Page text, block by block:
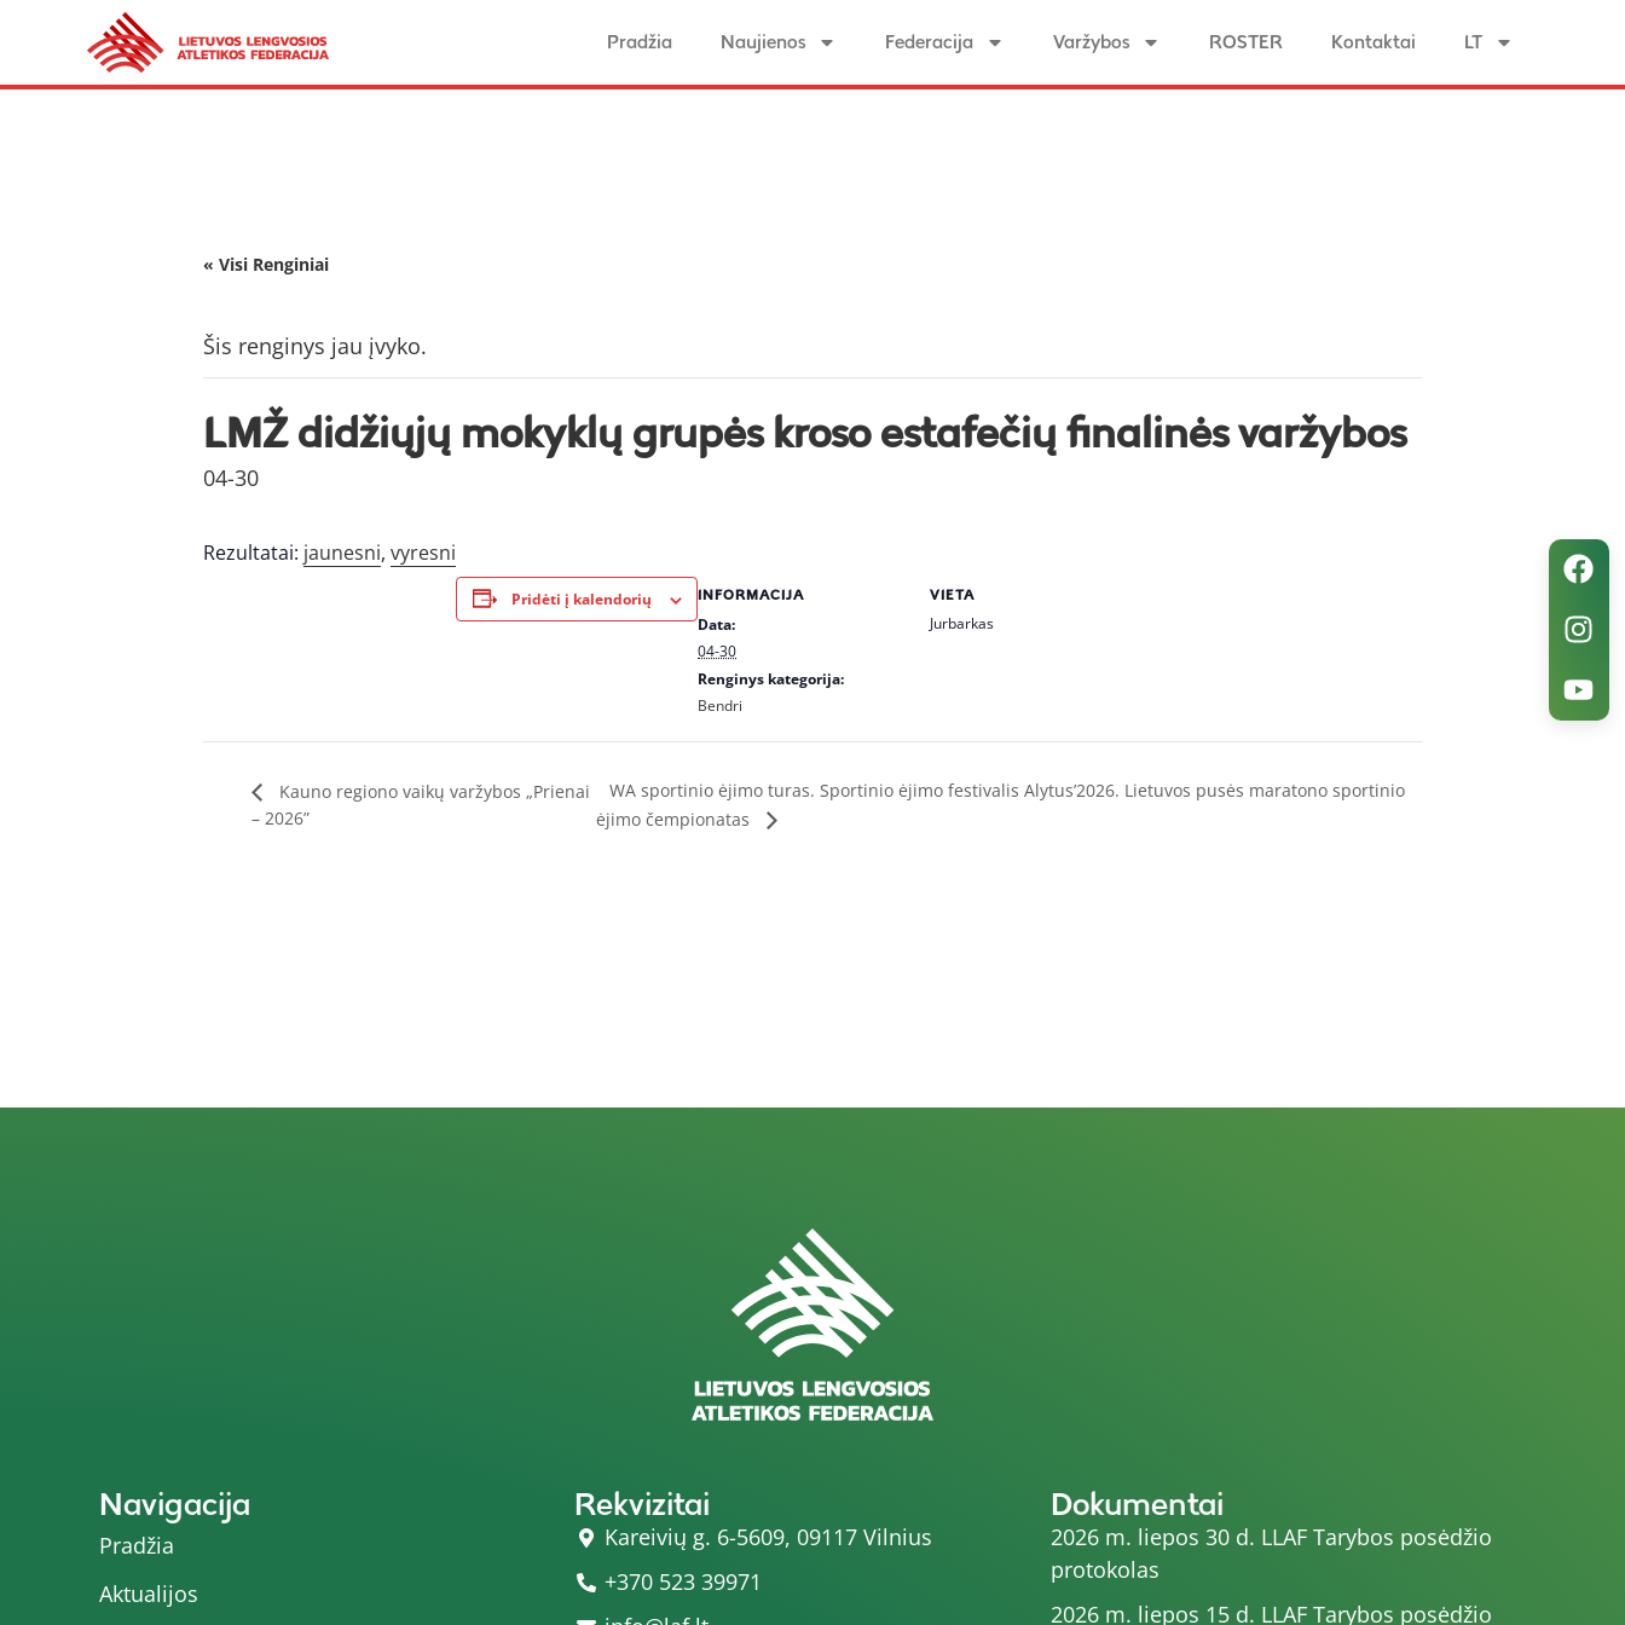
Pradžia Naujienos Federacija Varžybos ROSTER Kontaktai LT
« Visi Renginiai
Šis renginys jau įvyko.
LMŽ didžiųjų mokyklų grupės kroso estafečių finalinės varžybos
04-30
Rezultatai: jaunesni, vyresni
Pridėti į kalendorių INFORMACIJA
Data:
04-30
Renginys kategorija:
Bendri
VIETA
Jurbarkas
Kauno regiono vaikų varžybos „Prienai
– 2026”
WA sportinio ėjimo turas. Sportinio ėjimo festivalis Alytus’2026. Lietuvos pusės maratono sportinio
ėjimo čempionatas
Navigacija
Pradžia
Aktualijos
Rekvizitai
Kareivių g. 6-5609, 09117 Vilnius
+370 523 39971
Dokumentai
2026 m. liepos 30 d. LLAF Tarybos posėdžio
protokolas
2026 m. liepos 15 d. LLAF Tarybos posėdžio